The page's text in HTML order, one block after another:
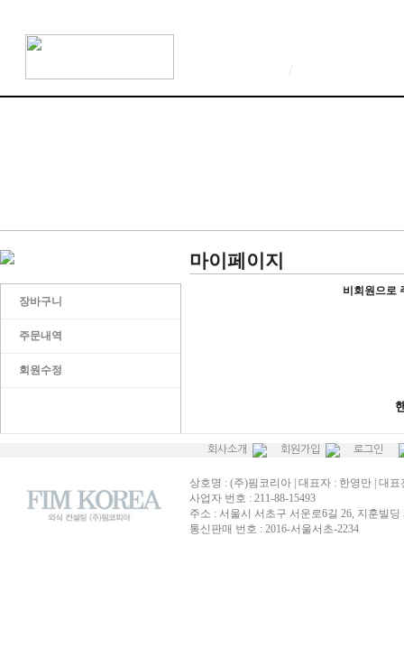
마이페이지
장바구니
주문내역
회원수정
비회원으로
회사소개 회원가입 로그인
상호명 : (주)핌코리아 | 대표자 : 한영만 | 대표
사업자 번호 : 211-88-15493
주소 : 서울시 서초구 서운로6길 26, 지훈빌딩
통신판매 번호 : 2016-서울서초-2234